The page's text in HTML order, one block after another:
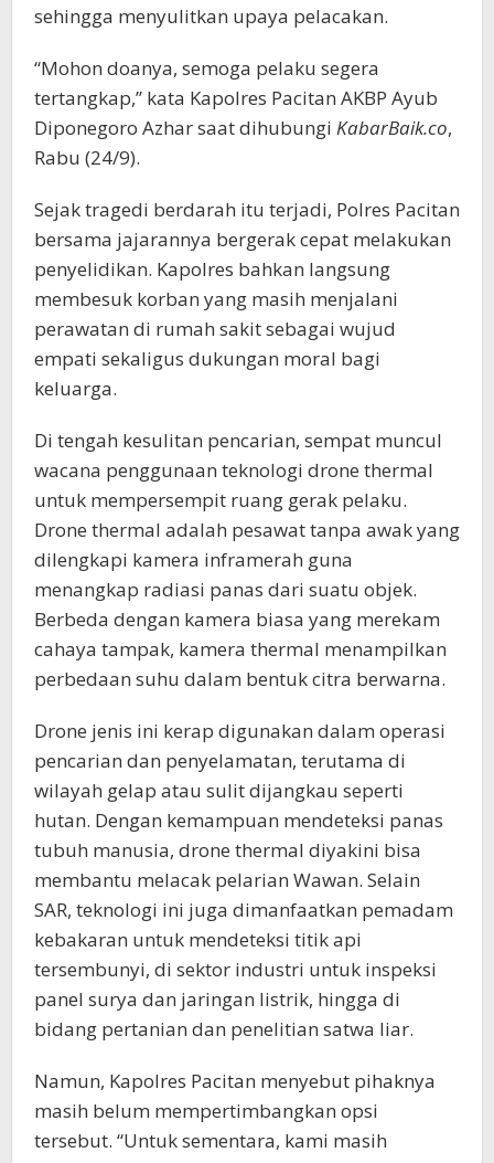
sehingga menyulitkan upaya pelacakan.
“Mohon doanya, semoga pelaku segera
tertangkap,” kata Kapolres Pacitan AKBP Ayub
Diponegoro Azhar saat dihubungi KabarBaik.co,
Rabu (24/9).
Sejak tragedi berdarah itu terjadi, Polres Pacitan
bersama jajarannya bergerak cepat melakukan
penyelidikan. Kapolres bahkan langsung
membesuk korban yang masih menjalani
perawatan di rumah sakit sebagai wujud
empati sekaligus dukungan moral bagi
keluarga.
Di tengah kesulitan pencarian, sempat muncul
wacana penggunaan teknologi drone thermal
untuk mempersempit ruang gerak pelaku.
Drone thermal adalah pesawat tanpa awak yang
dilengkapi kamera inframerah guna
menangkap radiasi panas dari suatu objek.
Berbeda dengan kamera biasa yang merekam
cahaya tampak, kamera thermal menampilkan
perbedaan suhu dalam bentuk citra berwarna.
Drone jenis ini kerap digunakan dalam operasi
pencarian dan penyelamatan, terutama di
wilayah gelap atau sulit dijangkau seperti
hutan. Dengan kemampuan mendeteksi panas
tubuh manusia, drone thermal diyakini bisa
membantu melacak pelarian Wawan. Selain
SAR, teknologi ini juga dimanfaatkan pemadam
kebakaran untuk mendeteksi titik api
tersembunyi, di sektor industri untuk inspeksi
panel surya dan jaringan listrik, hingga di
bidang pertanian dan penelitian satwa liar.
Namun, Kapolres Pacitan menyebut pihaknya
masih belum mempertimbangkan opsi
tersebut. “Untuk sementara, kami masih